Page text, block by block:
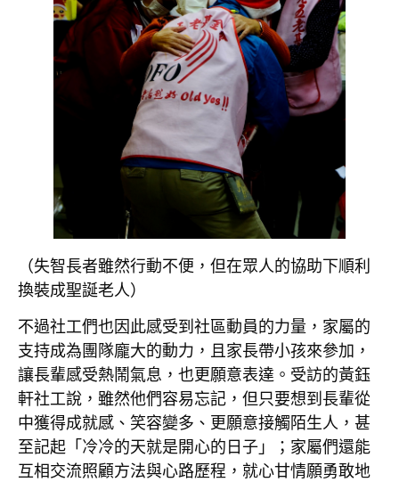
（失智長者雖然行動不便，但在眾人的協助下順利
換裝成聖誕老人）
不過社工們也因此感受到社區動員的力量，家屬的
支持成為團隊龐大的動力，且家長帶小孩來參加，
讓長輩感受熱鬧氣息，也更願意表達。受訪的黃鈺
軒社工說，雖然他們容易忘記，但只要想到長輩從
中獲得成就感、笑容變多、更願意接觸陌生人，甚
至記起「冷冷的天就是開心的日子」；家屬們還能
互相交流照顧方法與心路歷程，就心甘情願勇敢地